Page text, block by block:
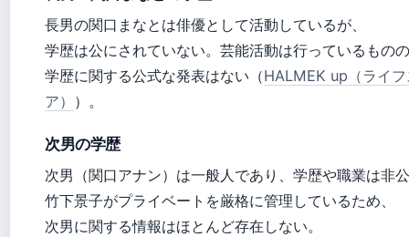
長男の関口まなとは俳優として活動しているが、
学歴は公にされていない。芸能活動は行っているもの
学歴に関する公式な発表はない（HALMEK up（ライ
ア） ）。
次男の学歴
次男（関口アナン）は一般人であり、学歴や職業は非
竹下景子がプライベートを厳格に管理しているため、
次男に関する情報はほとんど存在しない。